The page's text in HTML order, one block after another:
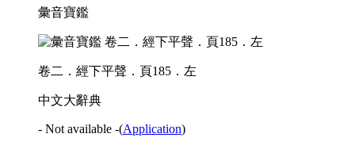
彙音寶鑑
卷二．經下平聲．頁185．左
中文大辭典
- Not available -(Application)